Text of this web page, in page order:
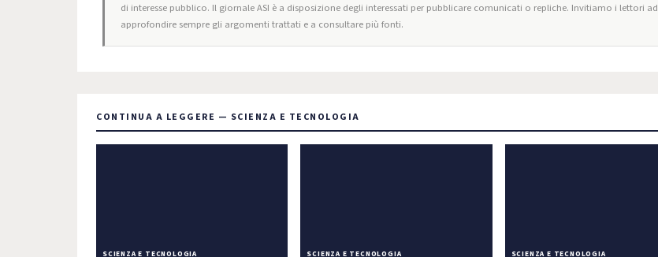
di interesse pubblico. Il giornale ASI è a disposizione degli interessati per pubblicare comunicati o repliche. Invitiamo i lettori ad
approfondire sempre gli argomenti trattati e a consultare più fonti.
CONTINUA A LEGGERE — SCIENZA E TECNOLOGIA
SCIENZA E TECNOLOGIA SCIENZA E TECNOLOGIA SCIENZA E TECNOLOGIA